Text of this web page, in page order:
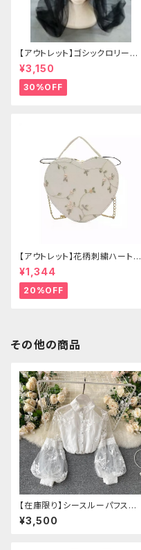
【アウトレット】ゴシックロリータ
ゴールドクラウン＆ホーン(ヴェ
ール付き)
¥3,150
30%OFF
【アウトレット】花柄刺繍ハートバ
ッグ
¥1,344
20%OFF
その他の商品
【在庫限り】シースルーパフスリ
ーブ刺繍ブラウス
¥3,500